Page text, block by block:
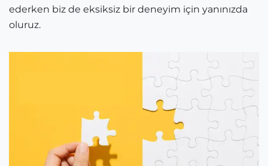
ederken biz de eksiksiz bir deneyim için yanınızda
oluruz.